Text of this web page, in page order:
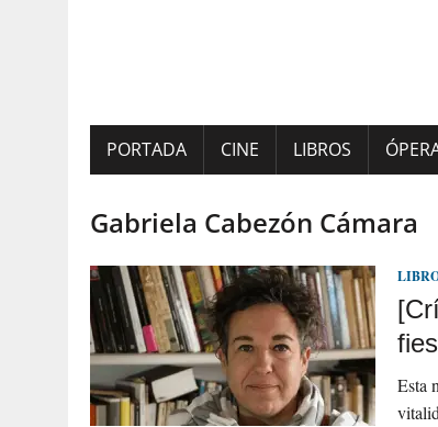
PORTADA CINE LIBROS
Gabriela Cabezón Cámara
Esta